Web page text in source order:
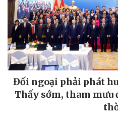
Đối ngoại phải phát
Thấy sớm, tham mưu